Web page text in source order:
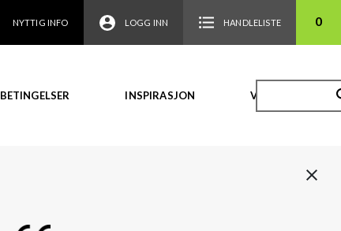
NYTTIG INFO LOGG INN HANDLELISTE 0
BETINGELSER INSPIRASJON VIDEO